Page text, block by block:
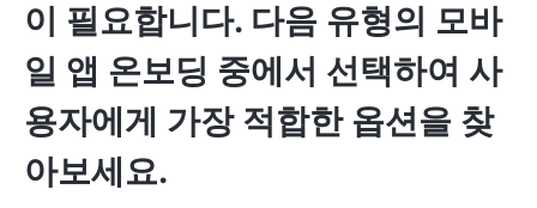
이 필요합니다. 다음 유형의 모바
일 앱 온보딩 중에서 선택하여 사
용자에게 가장 적합한 옵션을 찾
아보세요.